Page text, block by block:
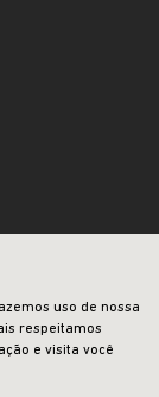
a vida.
uso de nossa
respeitamos
e visita você